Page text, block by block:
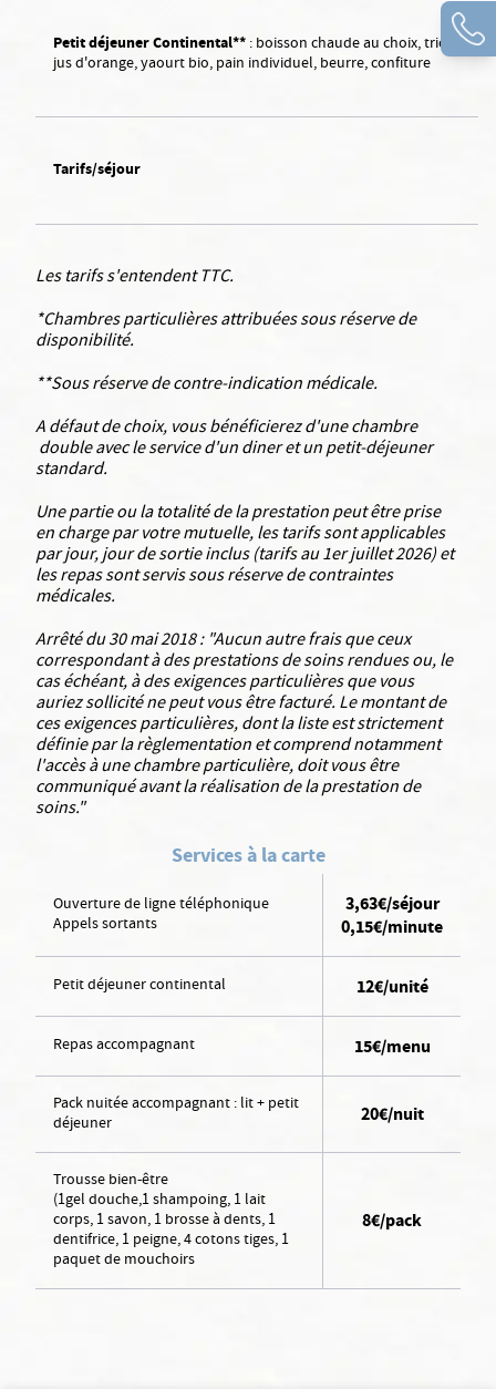
Petit déjeuner Continental** : boisson chaude au choix, trio de
jus d'orange, yaourt bio, pain individuel, beurre, confiture
Tarifs/séjour
Les tarifs s'entendent TTC.
*Chambres particulières attribuées sous réserve de
disponibilité.
**Sous réserve de contre-indication médicale.
A défaut de choix, vous bénéficierez d'une chambre
double avec le service d'un diner et un petit-déjeuner
standard.
Une partie ou la totalité de la prestation peut être prise
en charge par votre mutuelle, les tarifs sont applicables
par jour, jour de sortie inclus (tarifs au 1er juillet 2026) et
les repas sont servis sous réserve de contraintes
médicales.
Arrêté du 30 mai 2018 : "Aucun autre frais que ceux
correspondant à des prestations de soins rendues ou, le
cas échéant, à des exigences particulières que vous
auriez sollicité ne peut vous être facturé. Le montant de
ces exigences particulières, dont la liste est strictement
définie par la règlementation et comprend notamment
l'accès à une chambre particulière, doit vous être
communiqué avant la réalisation de la prestation de
soins."
Services à la carte
Ouverture de ligne téléphonique
Appels sortants
3,63€/séjour
0,15€/minute
Petit déjeuner continental 12€/unité
Repas accompagnant 15€/menu
Pack nuitée accompagnant : lit + petit
déjeuner
20€/nuit
Trousse bien-être
(1gel douche,1 shampoing, 1 lait
corps, 1 savon, 1 brosse à dents, 1
dentifrice, 1 peigne, 4 cotons tiges, 1
paquet de mouchoirs
8€/pack